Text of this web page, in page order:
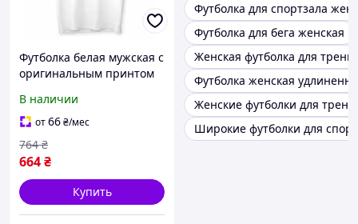
Футболка белая мужская с
оригинальным принтом
"Adiyogi. Адийоги" Push IT
В наличии
от66₴/мес
664₴
764 ₴
Купить
Футболка для спортзала
Футболка для бега женская
Женская футболка для
Футболка женская
Женские футболки для
Широкие футболки для